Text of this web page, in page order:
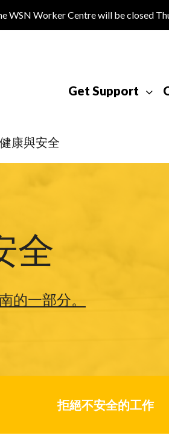
WSN Worker Centre will be closed
Get Support
健康與安全
全
的一部分。
拒絕不安全的工作